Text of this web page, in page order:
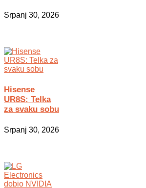
Srpanj 30, 2026
Hisense
UR8S: Telka
za svaku sobu
Srpanj 30, 2026